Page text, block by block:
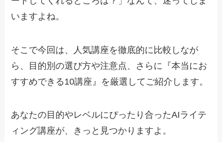
いますよね。
そこで今回は、人気講座を徹底的に比較しなが
ら、目的別の選び方や注意点、さらに『本当にお
すすめできる10講座』を厳選してご紹介します。
あなたの目的やレベルにぴったり合ったAIライテ
ィング講座が、きっと見つかりますよ。